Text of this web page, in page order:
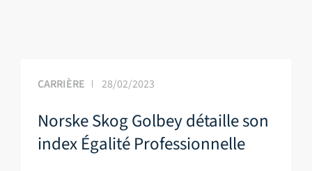
CARRIÈRE 28/02/2023
Norske Skog Golbey détaille son
index Égalité Professionnelle